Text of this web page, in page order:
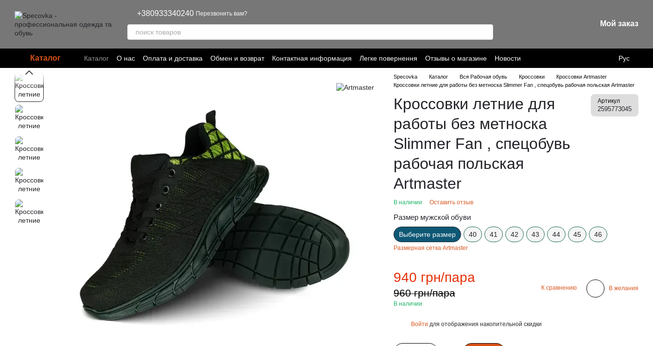
+380933340240 Перезвонить вам?
Мой заказ
Каталог Каталог О нас Оплата и доставка Обмен и возврат Контактная информация Легке повернення Отзывы о магазине
Новости
Пользовательское соглашение
Политика конфиденциальности
Рус
Specovka Каталог Вся Рабочая обувь Кроссовки
Кроссовки Artmaster
Кроссовки летние для работы без метноска Slimmer Fan , спецобувь рабочая польская Artmaster
Кроссовки летние для
работы без метноска
Slimmer Fan , спецобувь
рабочая польская
Artmaster
Артикул
2595773045
В наличии Оставить отзыв
Размер мужской обуви
Выберите размер 40 41 42 43 44 45 46
Размерная сетка Artmaster
940 грн/пара
960 грн/пара
В наличии
К сравнению В желания
Войти для отображения накопительной скидки